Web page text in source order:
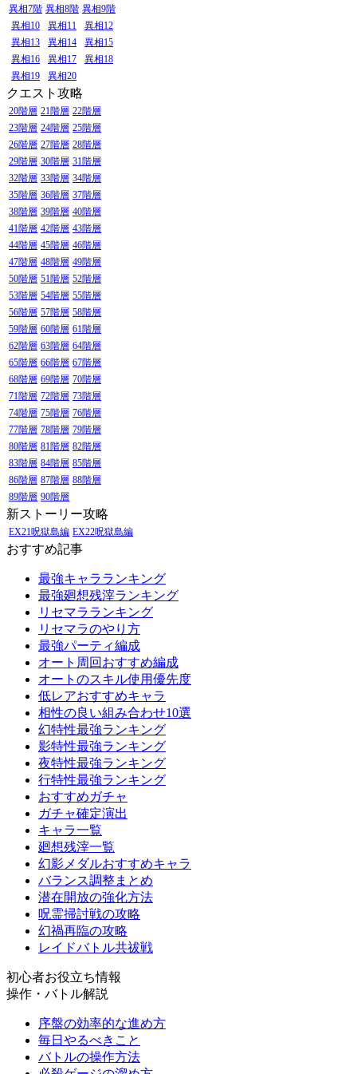
異相7階 異相8階 異相9階
異相10
異相11
異相12
異相13
異相14
異相15
異相16
異相17
異相18
異相19
異相20
クエスト攻略
20階層 21階層 22階層
23階層 24階層 25階層
26階層 27階層 28階層
29階層 30階層 31階層
32階層 33階層 34階層
35階層 36階層 37階層
38階層 39階層 40階層
41階層 42階層 43階層
44階層 45階層 46階層
47階層 48階層 49階層
50階層 51階層 52階層
53階層 54階層 55階層
56階層 57階層 58階層
59階層 60階層 61階層
62階層 63階層 64階層
65階層 66階層 67階層
68階層 69階層 70階層
71階層 72階層 73階層
74階層 75階層 76階層
77階層 78階層 79階層
80階層 81階層 82階層
83階層 84階層 85階層
86階層 87階層 88階層
89階層 90階層
新ストーリー攻略
EX21呪獄島編 EX22呪獄島編
おすすめ記事
最強キャラランキング
最強廻想残滓ランキング
リセマラランキング
リセマラのやり方
最強パーティ編成
オート周回おすすめ編成
オートのスキル使用優先度
低レアおすすめキャラ
相性の良い組み合わせ10選
幻特性最強ランキング
影特性最強ランキング
夜特性最強ランキング
行特性最強ランキング
おすすめガチャ
ガチャ確定演出
キャラ一覧
廻想残滓一覧
幻影メダルおすすめキャラ
バランス調整まとめ
潜在開放の強化方法
呪霊掃討戦の攻略
幻禍再臨の攻略
レイドバトル共祓戦
初心者お役立ち情報
操作・バトル解説
序盤の効率的な進め方
毎日やるべきこと
バトルの操作方法